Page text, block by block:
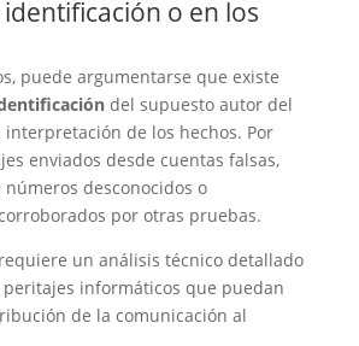
o en los
puede argumentarse que existe
del supuesto autor del
interpretación de los hechos. Por
enviados desde cuentas falsas,
desconocidos o
por otras pruebas.
un análisis técnico detallado
peritajes informáticos que puedan
de la comunicación al